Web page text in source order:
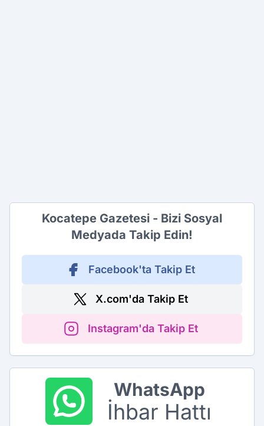
Kocatepe Gazetesi - Bizi Sosyal
Medyada Takip Edin!
Facebook'ta Takip Et
X.com'da Takip Et
Instagram'da Takip Et
WhatsApp
İhbar Hattı